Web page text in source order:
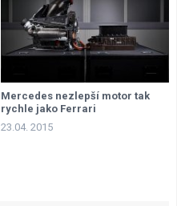
Mercedes nezlepší motor tak
rychle jako Ferrari
23.04. 2015